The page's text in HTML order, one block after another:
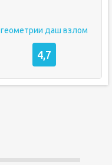
геометрии даш взлом
4,7